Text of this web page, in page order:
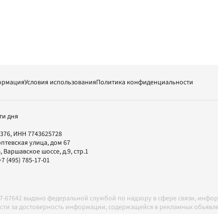
Условия использованияПолитика конфиденциальности
дня
ИНН 7743625728
улица, дом 67
, Варшавское шоссе, д.9, стр.1
(495) 785-17-01
выдано федеральной службой по надзору в сфере связи,
за достоверность информации, содержащейся в рекламных